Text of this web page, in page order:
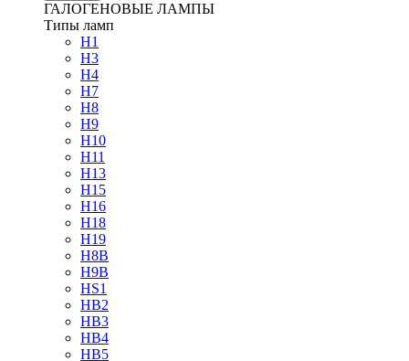
ГАЛОГЕНОВЫЕ ЛАМПЫ
Типы ламп
H1
H3
H4
H7
H8
H9
H10
H11
H13
H15
H16
H18
H19
H8B
H9B
HS1
HB2
HB3
HB4
HB5